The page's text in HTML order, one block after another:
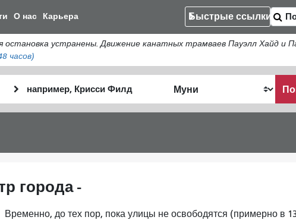
к
общему
содержанию
О нас Карьера Быстрые ссылки
устранены. Движение канатных трамваев Пауэлл Хайд и
часов)
окончания
я
города -
Временно, до тех пор, пока улицы не освободятся (примерно в